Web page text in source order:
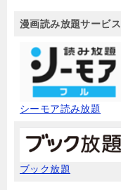
漫画読み放題サービス
シーモア読み放題
ブック放題